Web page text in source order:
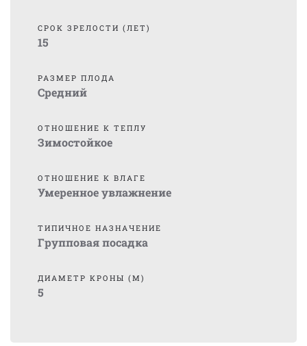
СРОК ЗРЕЛОСТИ (ЛЕТ)
15
РАЗМЕР ПЛОДА
Средний
ОТНОШЕНИЕ К ТЕПЛУ
Зимостойкое
ОТНОШЕНИЕ К ВЛАГЕ
Умеренное увлажнение
ТИПИЧНОЕ НАЗНАЧЕНИЕ
Групповая посадка
ДИАМЕТР КРОНЫ (М)
5